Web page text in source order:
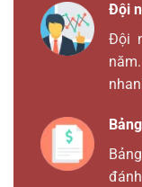
Đội
Đội